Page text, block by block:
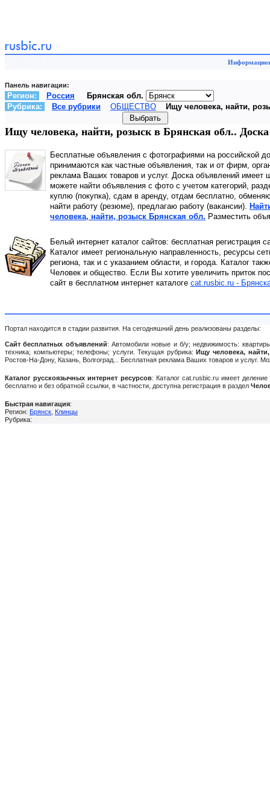
Панель навигации:
Регион: Россия
Брянская обл.
Рубрика:
Все рубрики ОБЩЕСТВО Ищу человека, найти,
Ищу человека, найти, розыск в Брянская обл..
Бесплатные объявления с фотографиями на российской
принимаются как частные объявления, так и от фирм,
реклама Ваших товаров и услуг. Доска объявлений
можете найти объявления с фото с учетом категорий,
куплю (покупка), сдам в аренду, отдам бесплатно,
найти работу (резюме), предлагаю работу (вакансии).
человека, найти, розыск Брянская обл. Разместить
Белый интернет каталог сайтов: бесплатная регистрация
Каталог имеет региональную направленность, ресурсы
региона, так и с указанием области, и города. Каталог
Человек и общество. Если Вы хотите увеличить приток
сайт в бесплатном интернет каталоге cat.rusbic.ru -
Портал находится в стадии развития. На сегодняшний день реализованы разделы:
Сайт бесплатных объявлений: Автомобили новые и б/у; недвижимость:
техника; компьютеры; телефоны; услуги. Текущая рубрика:Ищу человека,
Ростов-На-Дону, Казань, Волгоград... Бесплатная реклама Ваших товаров и услуг.
Каталог русскоязычных интернет ресурсов: Каталог cat.rusbic.ru имеет
бесплатно и без обратной ссылки, в частности, доступна регистрация в раздел
Быстрая навигация:
Регион: Брянск Клинцы
Рубрика: